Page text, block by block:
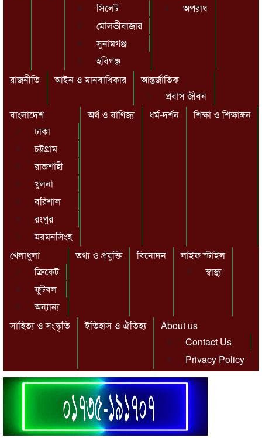
সিলেট
মৌলভীবাজার
সুনামগঞ্জ
হবিগঞ্জ
অপরাধ
রাজনীতি আইন ও মানবাধিকার
আন্তর্জাতিক
প্রবাস জীবন
বাংলাদেশ
ঢাকা
চট্টগ্রাম
রাজশাহী
খুলনা
বরিশাল
রংপুর
ময়মনসিংহ
অর্থ ও বাণিজ্য ধর্ম-দর্শন শিক্ষা ও শিক্ষাঙ্গন
খেলাধুলা
ক্রিকেট
ফুটবল
অন্যান্য
তথ্য ও প্রযুক্তি বিনোদন
লাইফ স্টাইল
স্বাস্থ্য
সাহিত্য ও সংস্কৃতি ইতিহাস ও ঐতিহ্য
About us
Contact Us
Privacy Policy